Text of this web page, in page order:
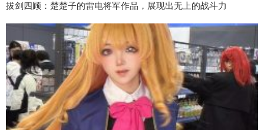
拔剑四顾：楚楚子的雷电将军作品，展现出无上的战斗力